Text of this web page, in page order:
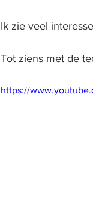
Ik zie veel
Tot ziens met de
https://